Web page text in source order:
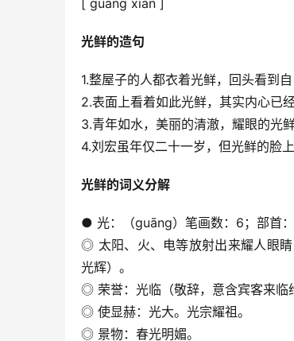
[ guāng xiān ]
光鲜的造句
1.整屋子的人都衣着光鲜，回头看到
2.表面上看着如此光鲜，其实内心已经
3.青年如水，美丽的清澈，耀眼的光鲜
4.刘宏虽年仅二十一岁，但光鲜的脸
光鲜的词义分解
● 光：（guāng）笔画数：6；部首：
◎ 太阳、火、电等放射出来耀人眼
光辉）。
◎ 荣誉：光临（敬辞，意含宾客来临
◎ 使显赫：光大。光宗耀祖。
◎ 景物：春光明媚。